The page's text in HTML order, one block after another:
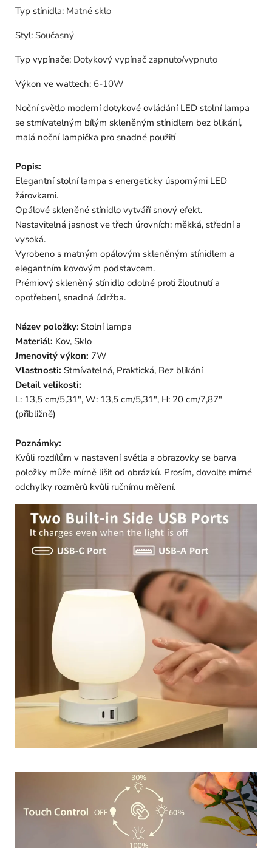
Typ stínidla: Matné sklo
Styl: Současný
Typ vypínače: Dotykový vypínač zapnuto/vypnuto
Výkon ve wattech: 6-10W
Noční světlo moderní dotykové ovládání LED stolní lampa
se stmívatelným bílým skleněným stínidlem bez blikání,
malá noční lampička pro snadné použití
Popis:
Elegantní stolní lampa s energeticky úspornými LED
žárovkami.
Opálové skleněné stínidlo vytváří snový efekt.
Nastavitelná jasnost ve třech úrovních: měkká, střední a
vysoká.
Vyrobeno s matným opálovým skleněným stínidlem a
elegantním kovovým podstavcem.
Prémiový skleněný stínidlo odolné proti žloutnutí a
opotřebení, snadná údržba.
Název položky: Stolní lampa
Materiál: Kov, Sklo
Jmenovitý výkon: 7W
Vlastnosti: Stmívatelná, Praktická, Bez blikání
Detail velikosti:
L: 13,5 cm/5,31", W: 13,5 cm/5,31", H: 20 cm/7,87"
(přibližně)
Poznámky:
Kvůli rozdílům v nastavení světla a obrazovky se barva
položky může mírně lišit od obrázků. Prosím, dovolte mírné
odchylky rozměrů kvůli ručnímu měření.